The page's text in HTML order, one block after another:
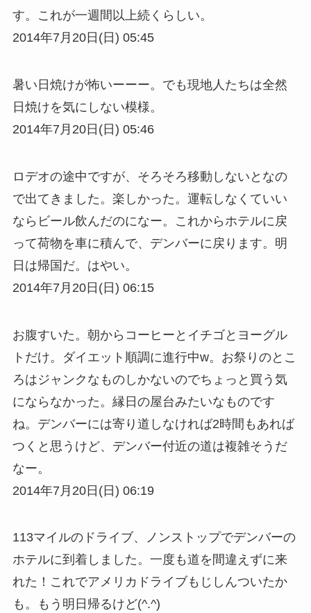
す。これが一週間以上続くらしい。
2014年7月20日(日) 05:45
暑い日焼けが怖いーーー。でも現地人たちは全然
日焼けを気にしない模様。
2014年7月20日(日) 05:46
ロデオの途中ですが、そろそろ移動しないとなの
で出てきました。楽しかった。運転しなくていい
ならビール飲んだのになー。これからホテルに戻
って荷物を車に積んで、デンバーに戻ります。明
日は帰国だ。はやい。
2014年7月20日(日) 06:15
お腹すいた。朝からコーヒーとイチゴとヨーグル
トだけ。ダイエット順調に進行中w。お祭りのとこ
ろはジャンクなものしかないのでちょっと買う気
にならなかった。縁日の屋台みたいなものです
ね。デンバーには寄り道しなければ2時間もあれば
つくと思うけど、デンバー付近の道は複雑そうだ
なー。
2014年7月20日(日) 06:19
113マイルのドライブ、ノンストップでデンバーの
ホテルに到着しました。一度も道を間違えずに来
れた！これでアメリカドライブもじしんついたか
も。もう明日帰るけど(^.^)